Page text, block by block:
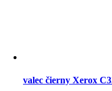
valec čierny Xerox